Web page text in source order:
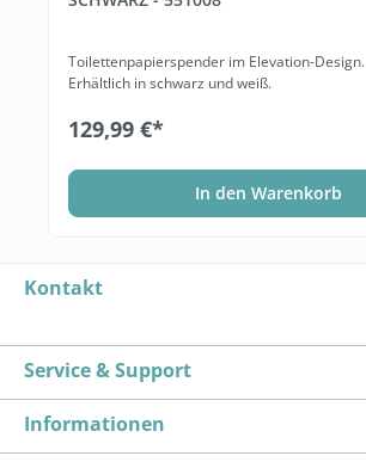
Toilettenpapierspender im Elevation-Design.
Erhältlich in schwarz und weiß.
129,99 €*
In den Warenkorb
Kontakt
Service & Support
Informationen